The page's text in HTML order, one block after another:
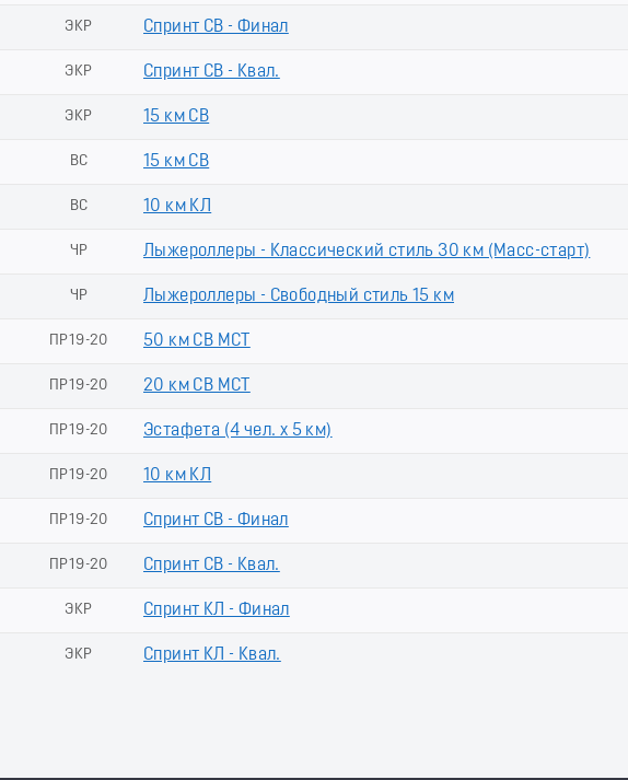
ЭКР Спринт СВ - Финал
ЭКР Спринт СВ - Квал.
ЭКР 15 км СВ
ВС 15 км СВ
ВС 10 км КЛ
ЧР Лыжероллеры - Классический стиль 30 км (Масс-старт)
ЧР Лыжероллеры - Свободный стиль 15 км
ПР19-20 50 км СВ МСТ
ПР19-20 20 км СВ МСТ
ПР19-20 Эстафета (4 чел. х 5 км)
ПР19-20 10 км КЛ
ПР19-20 Спринт СВ - Финал
ПР19-20 Спринт СВ - Квал.
ЭКР Спринт КЛ - Финал
ЭКР Спринт КЛ - Квал.